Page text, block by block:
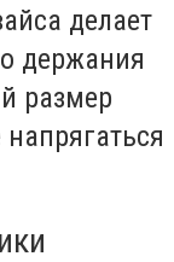
делает
держания
размер